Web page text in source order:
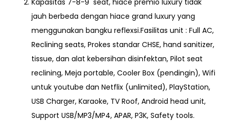
jauh berbeda dengan hiace grand luxury yang
menggunakan bangku reflexsi.Fasilitas unit : Full AC,
Reclining seats, Prokes standar CHSE, hand sanitizer,
tissue, dan alat kebersihan disinfektan, Pilot seat
reclining, Meja portable, Cooler Box (pendingin), Wifi
untuk youtube dan Netflix (unlimited), PlayStation,
USB Charger, Karaoke, TV Roof, Android head unit,
Support USB/MP3/MP4, APAR, P3K, Safety tools.